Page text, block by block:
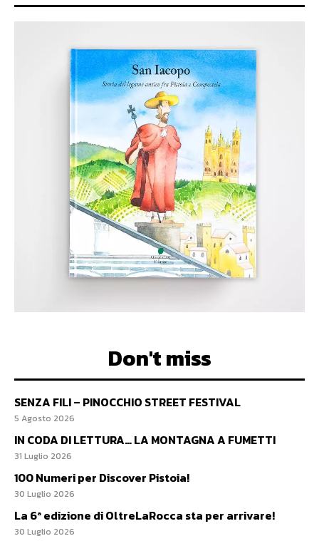
Don't miss
SENZA FILI – PINOCCHIO STREET FESTIVAL
5 Agosto 2026
IN CODA DI LETTURA… LA MONTAGNA A FUMETTI
31 Luglio 2026
100 Numeri per Discover Pistoia!
30 Luglio 2026
La 6ª edizione di OltreLaRocca sta per arrivare!
30 Luglio 2026